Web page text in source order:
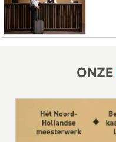
ONZE